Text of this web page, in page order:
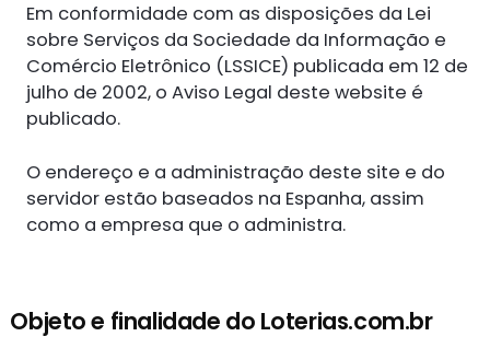
Em conformidade com as disposições da Lei
sobre Serviços da Sociedade da Informação e
Comércio Eletrônico (LSSICE) publicada em 12 de
julho de 2002, o Aviso Legal deste website é
publicado.
O endereço e a administração deste site e do
servidor estão baseados na Espanha, assim
como a empresa que o administra.
Objeto e finalidade do Loterias.com.br